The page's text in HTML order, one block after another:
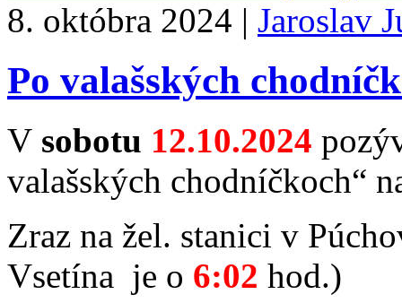
8. októbra 2024 | Jaroslav
Po valašských
V sobotu 12.10.2024
valašských chodníčkoch“
Zraz na žel. stanici v
Vsetína je o 6:02 hod.)